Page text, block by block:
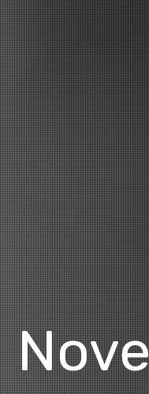
Nove